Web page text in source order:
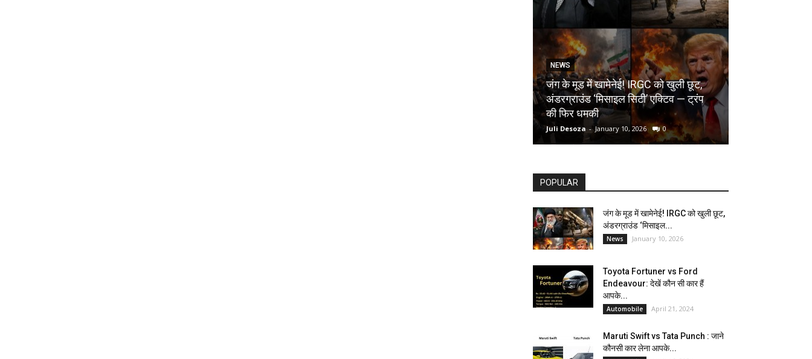
NEWS
जंग के मूड में खामेनेई! IRGC को खुली छूट,
अंडरग्राउंड ‘मिसाइल सिटी’ एक्टिव — ट्रंप
की फिर धमकी
Juli Desoza - January 10, 2026 0
POPULAR
जंग के मूड में खामेनेई! IRGC को खुली छूट,
अंडरग्राउंड ‘मिसाइल...
News January 10, 2026
Toyota Fortuner vs Ford
Endeavour: देखें कौन सी कार हैं
आपके...
Automobile April 21, 2024
Maruti Swift vs Tata Punch : जाने
कौनसी कार लेना आपके...